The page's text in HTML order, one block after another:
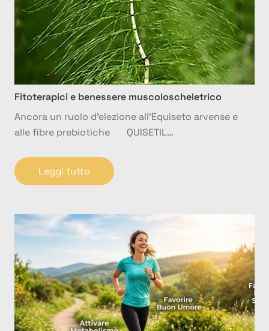
Fitoterapici e benessere muscoloscheletrico
Ancora un ruolo d’elezione all’Equiseto arvense e
alle fibre prebiotiche QUISETIL…
Leggi tutto